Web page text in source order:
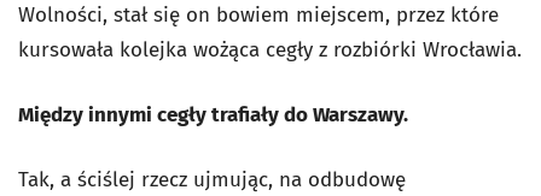
Wolności, stał się on bowiem miejscem, przez które
kursowała kolejka wożąca cegły z rozbiórki Wrocławia.
Między innymi cegły trafiały do Warszawy.
Tak, a ściślej rzecz ujmując, na odbudowę